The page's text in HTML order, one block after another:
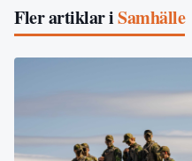
Fler artiklar iSamhälle